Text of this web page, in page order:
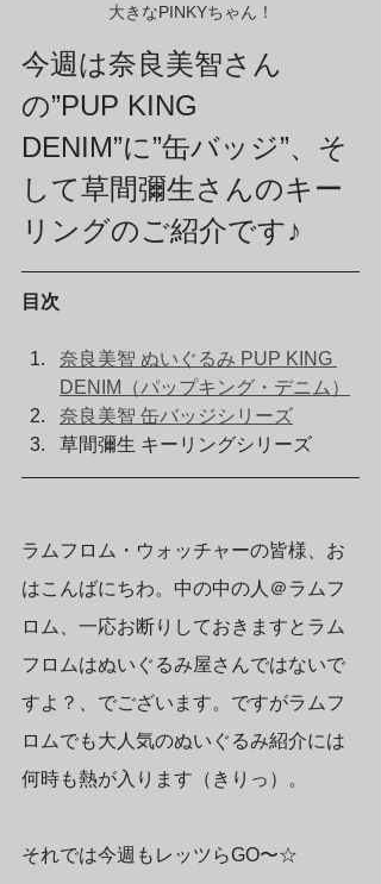
大きなPINKYちゃん！
今週は奈良美智さん
の”PUP KING
DENIM”に”缶バッジ”、そ
して草間彌生さんのキー
リングのご紹介です♪
目次
奈良美智 ぬいぐるみ PUP KING
DENIM（パップキング・デニム）
奈良美智 缶バッジシリーズ
草間彌生 キーリングシリーズ
ラムフロム・ウォッチャーの皆様、お
はこんばにちわ。中の中の人＠ラムフ
ロム、一応お断りしておきますとラム
フロムはぬいぐるみ屋さんではないで
すよ？、でございます。ですがラムフ
ロムでも大人気のぬいぐるみ紹介には
何時も熱が入ります（きりっ）。
それでは今週もレッツらGO〜☆